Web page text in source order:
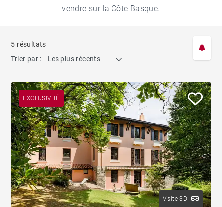
vendre sur la Côte Basque.
5 résultats
Trier par :
Les plus récents
EXCLUSIVITÉ
Visite 3D